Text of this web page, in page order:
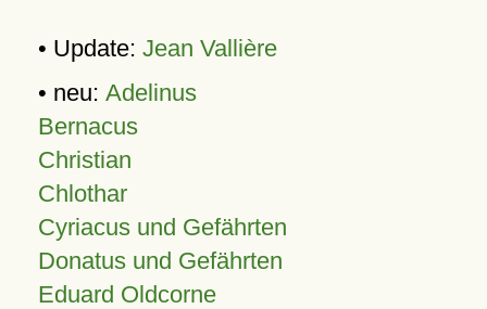
• Update: Jean Vallière
• neu: Adelinus
Bernacus
Christian
Chlothar
Cyriacus und Gefährten
Donatus und Gefährten
Eduard Oldcorne